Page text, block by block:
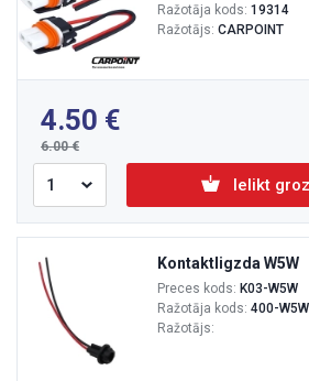
Ražotāja kods: 19314
Ražotājs: CARPOINT
4.50
6.00
Ielikt
Kontaktligzda W5W
Preces kods: K03-W5W
Ražotāja kods: 400-
Ražotājs: